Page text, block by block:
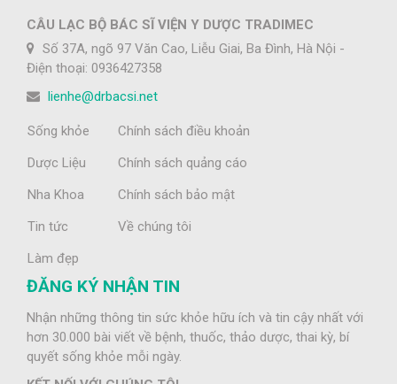
CÂU LẠC BỘ BÁC SĨ VIỆN Y DƯỢC TRADIMEC
Số 37A, ngõ 97 Văn Cao, Liễu Giai, Ba Đình, Hà Nội -
Điện thoại: 0936427358
lienhe@drbacsi.net
Sống khỏe
Dược Liệu
Nha Khoa
Tin tức
Làm đẹp
Chính sách điều khoản
Chính sách quảng cáo
Chính sách bảo mật
Về chúng tôi
ĐĂNG KÝ NHẬN TIN
Nhận những thông tin sức khỏe hữu ích và tin cậy nhất với
hơn 30.000 bài viết về bệnh, thuốc, thảo dược, thai kỳ, bí
quyết sống khỏe mỗi ngày.